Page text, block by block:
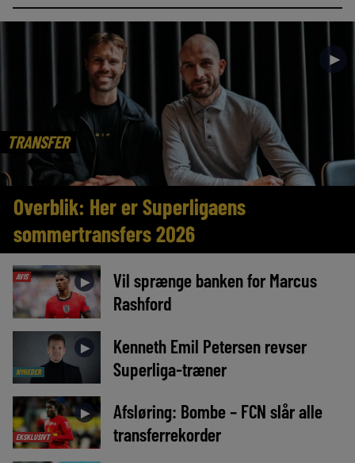
TRANSFER
►
Overblik: Her er Superligaens
sommertransfers 2026
AVIS ►
Vil sprænge banken for Marcus
Rashford
NYHEDER
►
Kenneth Emil Petersen revser
Superliga-træner
EKSKLUSIVT
►
Afsløring: Bombe – FCN slår alle
transferrekorder